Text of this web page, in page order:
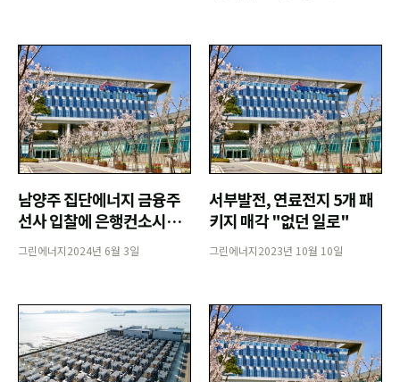
남양주 집단에너지 금융주
선사 입찰에 은행컨소시엄
4곳 격돌
그린에너지2024년 6월 3일
서부발전, 연료전지 5개 패
키지 매각 "없던 일로"
그린에너지2023년 10월 10일